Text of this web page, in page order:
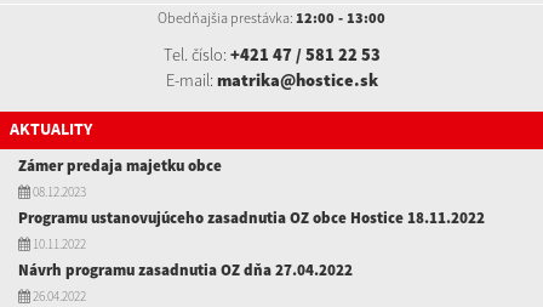
Obedňajšia prestávka: 12:00 - 13:00
Tel. číslo: +421 47 / 581 22 53
E-mail: matrika@hostice.sk
AKTUALITY
Zámer predaja majetku obce
08.12.2023
Programu ustanovujúceho zasadnutia OZ obce Hostice 18.11.2022
10.11.2022
Návrh programu zasadnutia OZ dňa 27.04.2022
26.04.2022